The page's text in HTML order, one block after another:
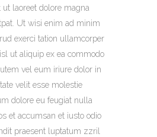
laoreet dolore magna
Ut wisi enim ad minim
exerci tation ullamcorper
ut aliquip ex ea commodo
vel eum iriure dolor in
velit esse molestie
dolore eu feugiat nulla
et accumsan et iusto odio
praesent luptatum zzril